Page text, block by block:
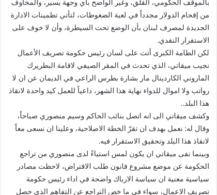
إ
ت
ر
و
ا
بالموقف الحكومي، القلق، وغير الواضح بأي وجهة يسير، والمخاوف
من إقحام الدولار مجدداً في لعبة الضغوطات، لتأتي تطمينات الادارة
الجديدة لمصرف لبنان بأن الوضع تحت السيطرة، وأن لا خوف على
الاستقرار النقدي.
لكن الطامة الكبرى أتت على لسان رئيس حكومة تصريف الأعمال
نجيب ميقاتي، الذي تحدث في المقر الصيفي لاقامة البطريرك
الماروني الكاردينال مار بشارة بطرس الراعي في الديمان عن ان لا
رواتب ولا اموال للدواء نهاية هذا الشهر، داعياً للعمل كيد واحدة لانقاذ
هذا البلد..
وكشف ميقاتي الى انه اتصل بنائب الحاكم وسيم منصوري صباحاً،
وقال له: نعمل بهدف ان تقرّ الخطة الاصلاحية، وعلينا ان نسعى معاً
لانقاذ هذا البلد وتحقيق الاستقرار فيه.
وبينما نفى ميقاتي ان يكون لمس استياءً لدى منصوري من تراجع
الحكومة عن موضع مشروع قانون طلب الاقتراض، لاحظت مصادر
سياسية معنية ان سياسة الارباك واضحة في اداء رئيس حكومة
تصريف الاعمال، سواء في ما خص التراجع عن التفاهم الذي حصل